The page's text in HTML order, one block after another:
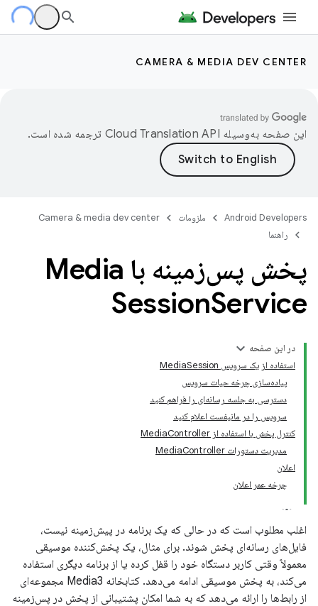
CAMERA & MEDIA DEV CENTER
این صفحه به‌وسیله ترجمه شده است.
Android Developers ملزومات
Camera & media dev center
راهنما
پخش پس‌زمینه با Media
SessionService
در این صفحه
استفاده از یک سرویس MediaSession
پیاده‌سازی چرخه حیات سرویس
دسترسی به جلسه رسانه‌ای را فراهم کنید
سرویس را در مانیفست اعلام کنید
کنترل پخش با استفاده از MediaController
مدیریت دستورات MediaController
اعلان
چرخه عمر اعلان
اغلب مطلوب است که در حالی که یک برنامه در پیش‌زمینه نیست،
فایل‌های رسانه‌ای پخش شوند. برای مثال، یک پخش‌کننده موسیقی
معمولاً وقتی کاربر دستگاه خود را قفل کرده یا از برنامه دیگری استفاده
می‌کند، به پخش موسیقی ادامه می‌دهد. کتابخانه Media3 مجموعه‌ای
از رابط‌ها را ارائه می‌دهد که به شما امکان پشتیبانی از پخش در پس‌زمینه